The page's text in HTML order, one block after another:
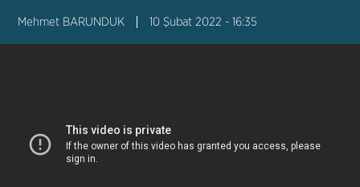
Mehmet BARUNDUK 10 Şubat 2022 - 16:35